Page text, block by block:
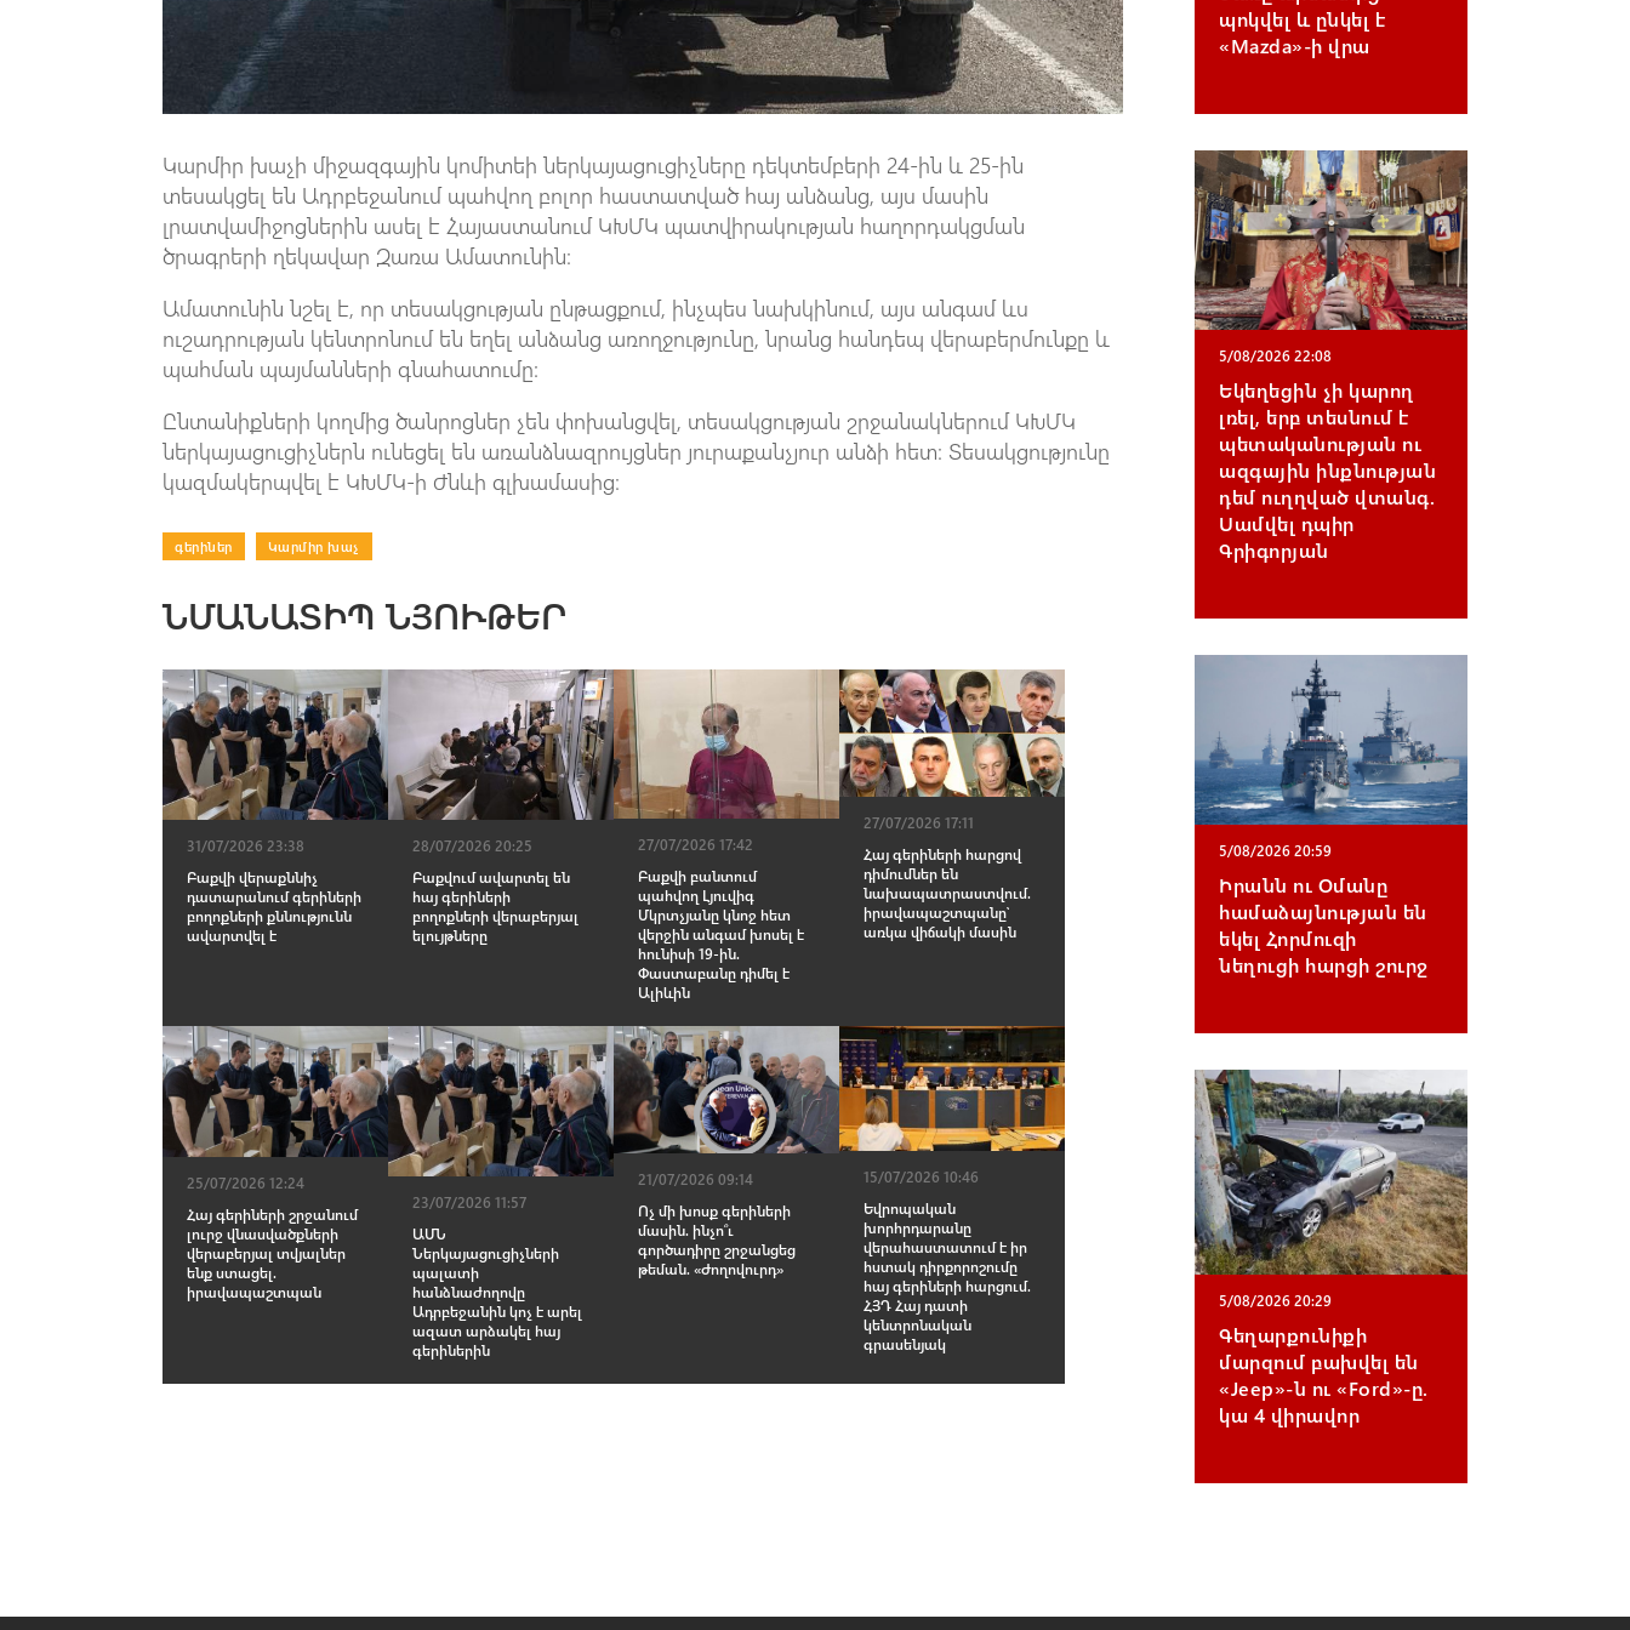
Կարմիր խաչի միջազգային կոմիտեի ներկայացուցիչները դեկտեմբերի 24-ին և 25-ին
տեսակցել են Ադրբեջանում պահվող բոլոր հաստատված հայ անձանց, այս մասին
լրատվամիջոցներին ասել է Հայաստանում ԿԽՄԿ պատվիրակության հաղորդակցման
ծրագրերի ղեկավար Զառա Ամատունին։
Ամատունին նշել է, որ տեսակցության ընթացքում, ինչպես նախկինում, այս անգամ ևս
ուշադրության կենտրոնում են եղել անձանց առողջությունը, նրանց հանդեպ վերաբերմունքը և
պահման պայմանների գնահատումը:
Ընտանիքների կողմից ծանրոցներ չեն փոխանցվել, տեսակցության շրջանակներում ԿԽՄԿ
ներկայացուցիչներն ունեցել են առանձնազրույցներ յուրաքանչյուր անձի հետ։ Տեսակցությունը
կազմակերպվել է ԿԽՄԿ-ի Ժնևի գլխամասից։
գերիներ Կարմիր խաչ
ՆՄԱՆԱՏԻՊ ՆՅՈՒԹԵՐ
31/07/2026 23:38
Բաքվի վերաքննիչ
դատարանում գերիների
բողոքների քննությունն
ավարտվել է
28/07/2026 20:25
Բաքվում ավարտել են
հայ գերիների
բողոքների վերաբերյալ
ելույթները
27/07/2026 17:42
Բաքվի բանտում
պահվող Լյուվիգ
Մկրտչյանը կնոջ հետ
վերջին անգամ խոսել է
հունիսի 19-ին.
Փաստաբանը դիմել է
Ալիևին
27/07/2026 17:11
Հայ գերիների հարցով
դիմումներ են
նախապատրաստվում.
իրավապաշտպանը՝
առկա վիճակի մասին
25/07/2026 12:24
Հայ գերիների շրջանում
լուրջ վնասվածքների
վերաբերյալ տվյալներ
ենք ստացել.
իրավապաշտպան
23/07/2026 11:57
ԱՄՆ
Ներկայացուցիչների
պալատի
հանձնաժողովը
Ադրբեջանին կոչ է արել
ազատ արձակել հայ
գերիներին
21/07/2026 09:14
Ոչ մի խոսք գերիների
մասին. ինչո՞ւ
գործադիրը շրջանցեց
թեման. «Ժողովուրդ»
15/07/2026 10:46
Եվրոպական
խորհրդարանը
վերահաստատում է իր
հստակ դիրքորոշումը
հայ գերիների հարցում.
ՀՅԴ Հայ դատի
կենտրոնական
գրասենյակ
պոկվել և ընկել է
«Mazda»-ի վրա
5/08/2026 22:08
Եկեղեցին չի կարող
լռել, երբ տեսնում է
պետականության ու
ազգային ինքնության
դեմ ուղղված վտանգ.
Սամվել դպիր
Գրիգորյան
5/08/2026 20:59
Իրանն ու Օմանը
համաձայնության են
եկել Հորմուզի
նեղուցի հարցի շուրջ
5/08/2026 20:29
Գեղարքունիքի
մարզում բախվել են
«Jeep»-ն ու «Ford»-ը.
կա 4 վիրավոր